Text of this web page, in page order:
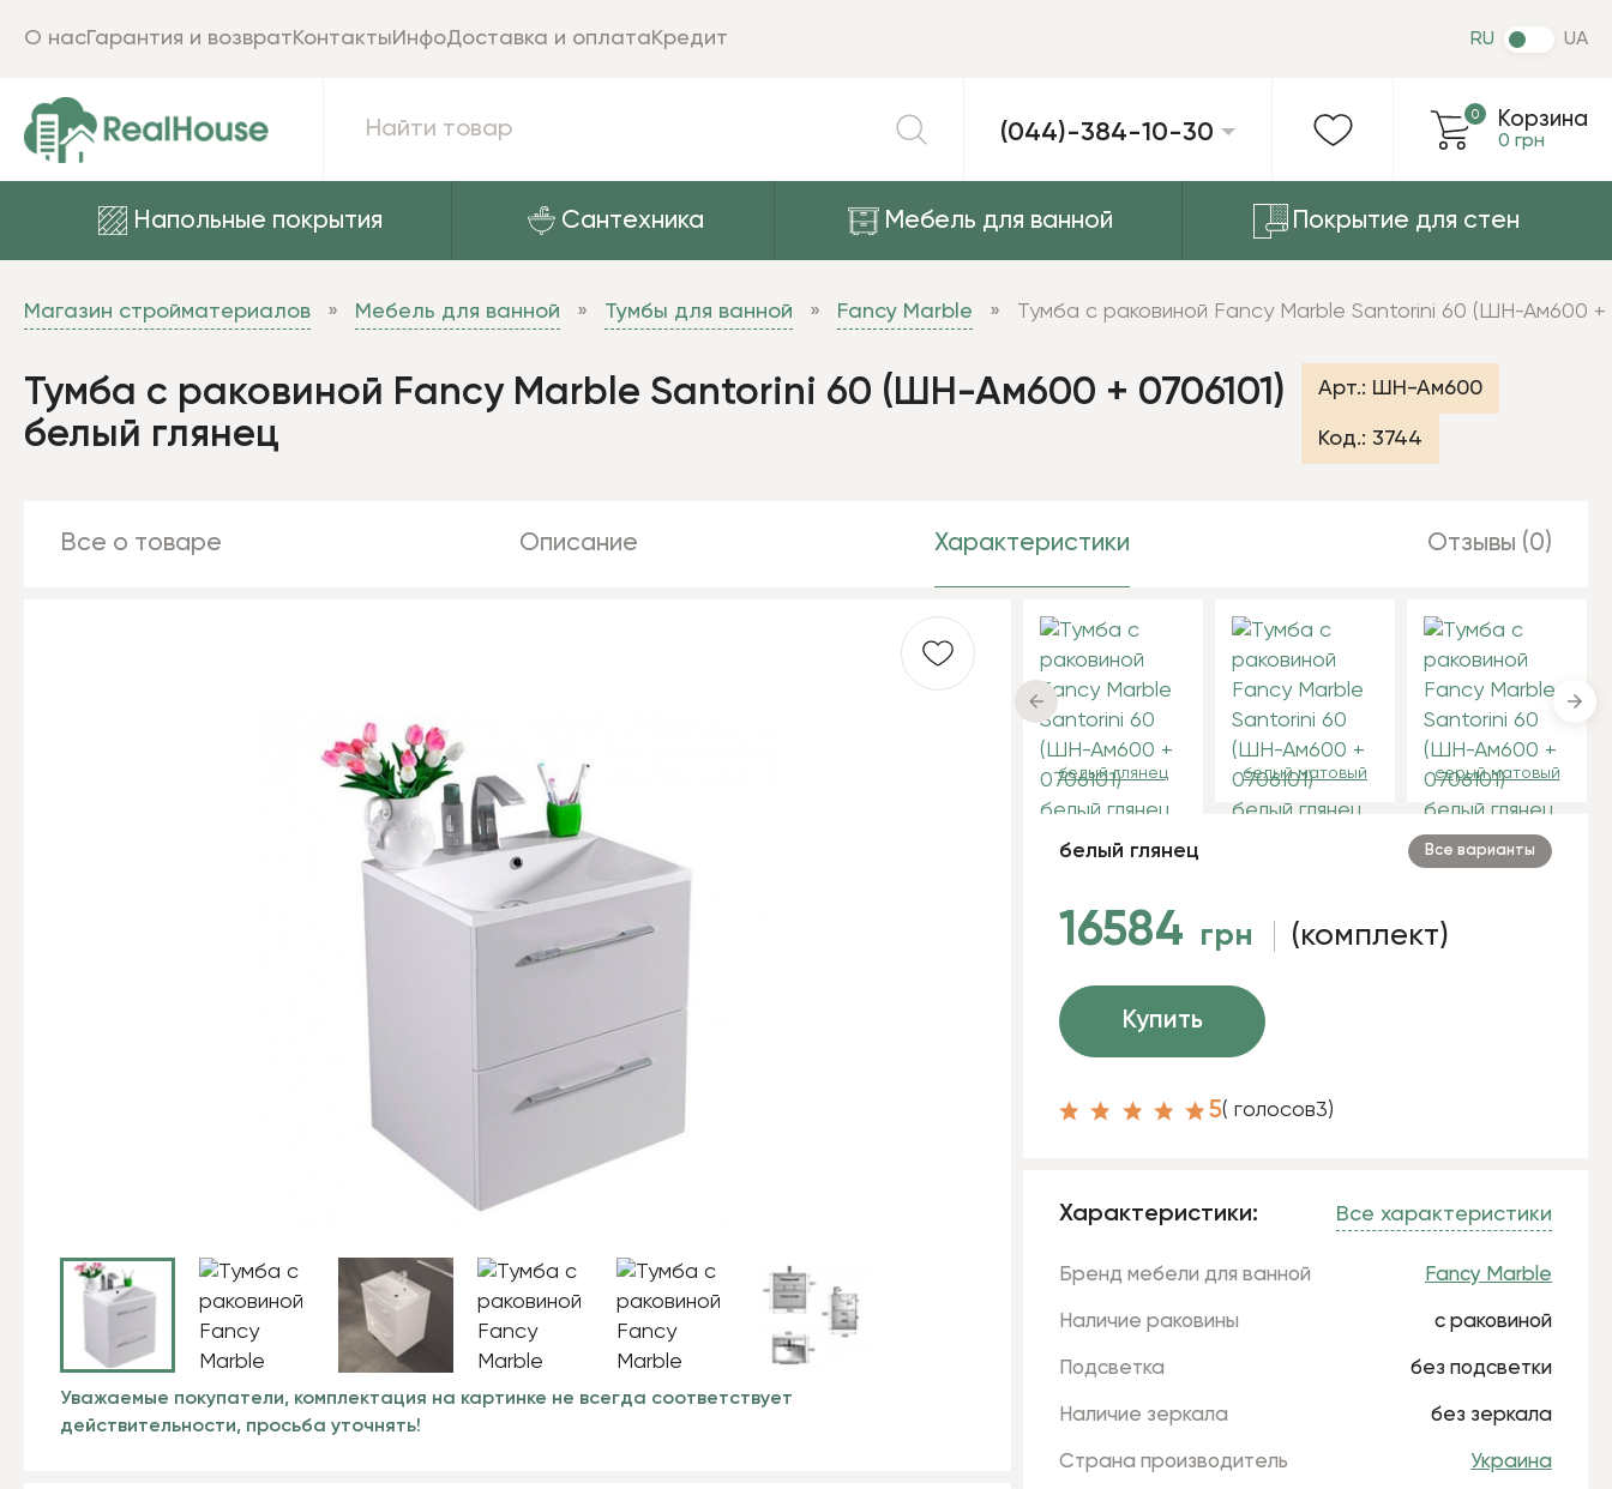
(044)-384-10-30
Корзина
0 грн
0
RU UA
Напольные покрытия Сантехника Мебель для ванной Покрытие для стен
О насГарантия и возвратКонтактыИнфоДоставка и оплатаКредит
Магазин стройматериалов Мебель для ванной Тумбы для ванной Fancy Marble Тумба с раковиной Fancy Marble Santorini 60 (ШН-Ам600 +
Тумба с раковиной Fancy Marble Santorini 60 (ШН-Ам600 + 0706101)
белый глянец
Арт.: ШН-Ам600
Код.:3744
Все о товаре Описание Характеристики Отзывы (0)
Уважаемые покупатели, комплектация на картинке не всегда соответствует
действительности, просьба уточнять!
белый глянец белый матовый серый матовый
белый глянец Все варианты
16584 грн (комплект)
Купить
5( голосов3)
Характеристики: Все характеристики
Бренд мебели для ванной Fancy Marble
Наличие раковины с раковиной
Подсветка без подсветки
Наличие зеркала без зеркала
Страна производитель Украина